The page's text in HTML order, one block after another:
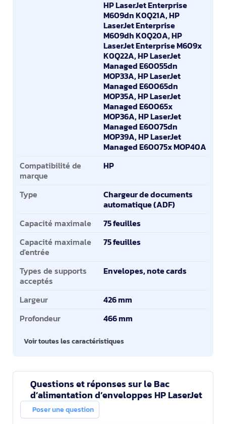
HP LaserJet Enterprise
M609dn K0Q21A, HP
LaserJet Enterprise
M609dh K0Q20A, HP
LaserJet Enterprise M609x
K0Q22A, HP LaserJet
Managed E60055dn
MOP33A, HP LaserJet
Managed E60065dn
MOP35A, HP LaserJet
Managed E60065x
MOP36A, HP LaserJet
Managed E60075dn
MOP39A, HP LaserJet
Managed E60075x MOP40A
Compatibilité de
marque
HP
Type
Chargeur de documents
automatique (ADF)
Capacité maximale
75 feuilles
Capacité maximale
d'entrée
75 feuilles
Types de supports
acceptés
Envelopes, note cards
Largeur
426 mm
Profondeur
466 mm
Voir toutes les caractéristiques
Questions et réponses sur le Bac
d’alimentation d’enveloppes HP LaserJet
Poser une question